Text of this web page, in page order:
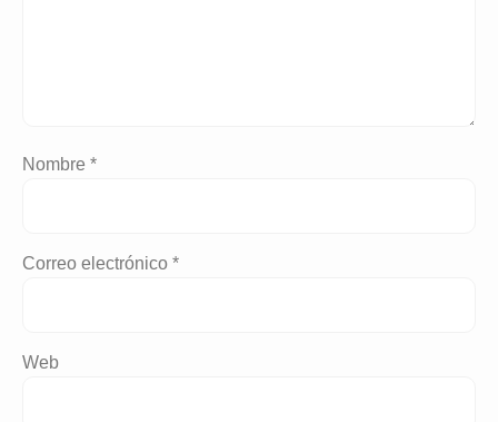
Nombre *
Correo electrónico *
Web